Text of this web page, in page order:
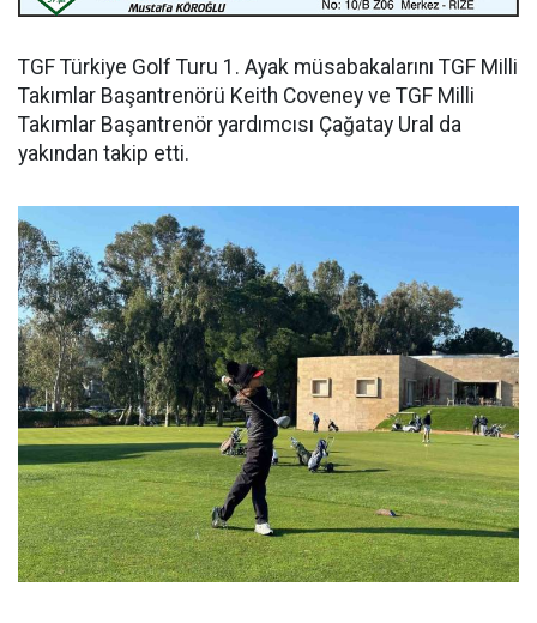
TGF Türkiye Golf Turu 1. Ayak müsabakalarını TGF Milli
Takımlar Başantrenörü Keith Coveney ve TGF Milli
Takımlar Başantrenör yardımcısı Çağatay Ural da
yakından takip etti.